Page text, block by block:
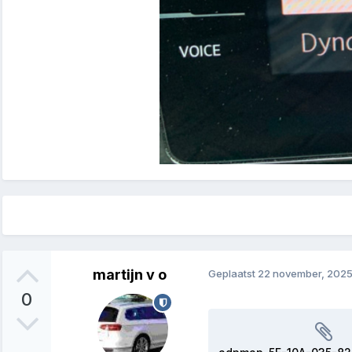
0
martijn v o Geplaatst 22 november, 2025